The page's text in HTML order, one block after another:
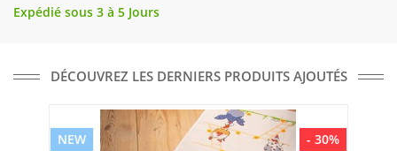
Expédié sous 3 à 5 Jours
DÉCOUVREZ LES DERNIERS PRODUITS AJOUTÉS
- 30%
NEW